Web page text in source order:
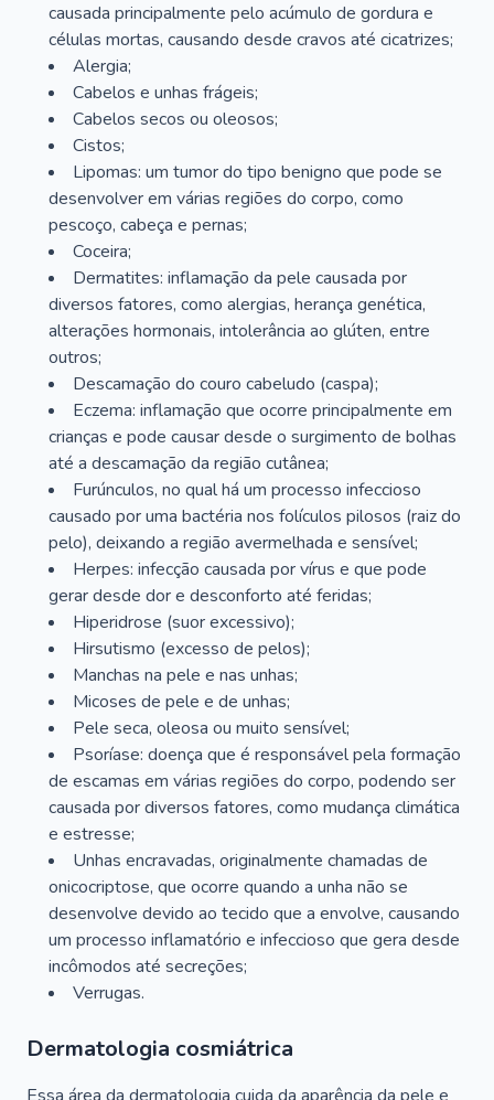
causada principalmente pelo acúmulo de gordura e
células mortas, causando desde cravos até cicatrizes;
Alergia;
Cabelos e unhas frágeis;
Cabelos secos ou oleosos;
Cistos;
Lipomas: um tumor do tipo benigno que pode se
desenvolver em várias regiões do corpo, como
pescoço, cabeça e pernas;
Coceira;
Dermatites: inflamação da pele causada por
diversos fatores, como alergias, herança genética,
alterações hormonais, intolerância ao glúten, entre
outros;
Descamação do couro cabeludo (caspa);
Eczema: inflamação que ocorre principalmente em
crianças e pode causar desde o surgimento de bolhas
até a descamação da região cutânea;
Furúnculos, no qual há um processo infeccioso
causado por uma bactéria nos folículos pilosos (raiz do
pelo), deixando a região avermelhada e sensível;
Herpes: infecção causada por vírus e que pode
gerar desde dor e desconforto até feridas;
Hiperidrose (suor excessivo);
Hirsutismo (excesso de pelos);
Manchas na pele e nas unhas;
Micoses de pele e de unhas;
Pele seca, oleosa ou muito sensível;
Psoríase: doença que é responsável pela formação
de escamas em várias regiões do corpo, podendo ser
causada por diversos fatores, como mudança climática
e estresse;
Unhas encravadas, originalmente chamadas de
onicocriptose, que ocorre quando a unha não se
desenvolve devido ao tecido que a envolve, causando
um processo inflamatório e infeccioso que gera desde
incômodos até secreções;
Verrugas.
Dermatologia cosmiátrica